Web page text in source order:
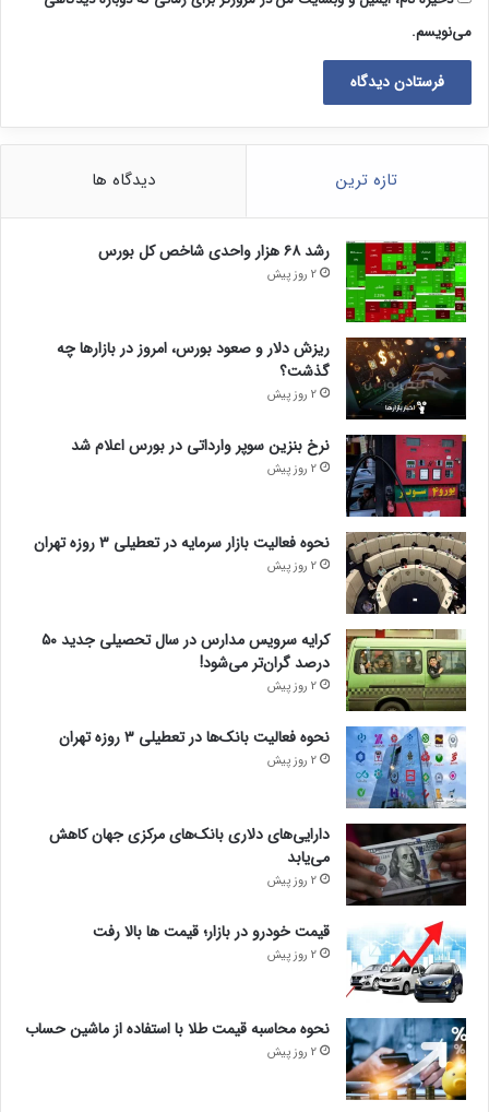
می‌نویسم.
تازه ترین دیدگاه ها
رشد ۶۸ هزار واحدی شاخص کل بورس
2 روز پیش
ریزش دلار و صعود بورس، امروز در بازارها چه
گذشت؟
2 روز پیش
نرخ بنزین سوپر وارداتی در بورس اعلام شد
2 روز پیش
نحوه فعالیت بازار سرمایه در تعطیلی ۳ روزه تهران
2 روز پیش
کرایه سرویس مدارس در سال تحصیلی جدید ۵۰
درصد گران‌تر می‌شود!
2 روز پیش
نحوه فعالیت بانک‌ها در تعطیلی ۳ روزه تهران
2 روز پیش
دارایی‌های دلاری بانک‌های مرکزی جهان کاهش
می‌یابد
2 روز پیش
قیمت خودرو در بازار؛ قیمت ها بالا رفت
2 روز پیش
نحوه محاسبه قیمت طلا با استفاده از ماشین حساب
2 روز پیش